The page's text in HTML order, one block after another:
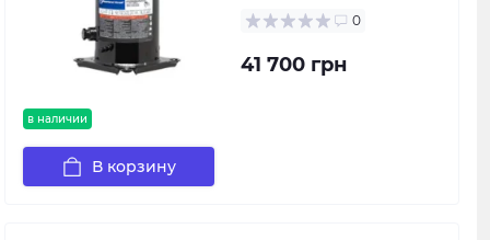
в наличии
0
41 700 грн
В корзину